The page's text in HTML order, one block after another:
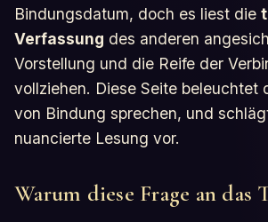
Bindungsdatum, doch es liest die
Verfassung des anderen
Vorstellung und die Reife der
vollziehen. Diese Seite beleuchtet
von Bindung sprechen, und
nuancierte Lesung vor.
Warum diese Frage an das